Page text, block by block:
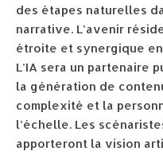
des étapes naturelles
narrative. L’avenir
étroite et synergique
L’IA sera un partenaire
la génération de
complexité et la
l’échelle. Les
apporteront la vision